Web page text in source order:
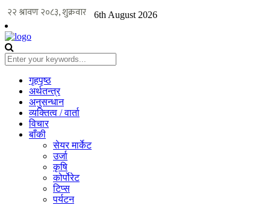
6th August 2026
गृहपृष्ठ
अर्थतन्त्र
अनुसन्धान
व्यक्तित्व / वार्ता
विचार
बाँकी
सेयर मार्केट
उर्जा
कृषि
कोर्पोरेट
टिप्स
पर्यटन